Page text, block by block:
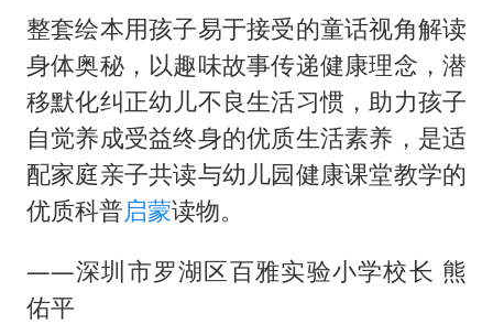
整套绘本用孩子易于接受的童话视角解读
身体奥秘，以趣味故事传递健康理念，潜
移默化纠正幼儿不良生活习惯，助力孩子
自觉养成受益终身的优质生活素养，是适
配家庭亲子共读与幼儿园健康课堂教学的
优质科普启蒙读物。
——深圳市罗湖区百雅实验小学校长 熊
佑平